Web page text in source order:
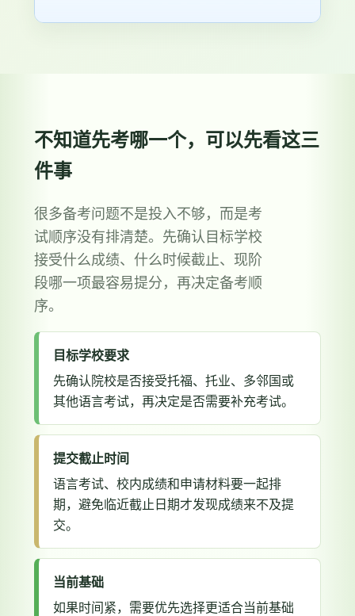
不知道先考哪一个，可以先看这三
件事
很多备考问题不是投入不够，而是考
试顺序没有排清楚。先确认目标学校
接受什么成绩、什么时候截止、现阶
段哪一项最容易提分，再决定备考顺
序。
目标学校要求
先确认院校是否接受托福、托业、多邻国或
其他语言考试，再决定是否需要补充考试。
提交截止时间
语言考试、校内成绩和申请材料要一起排
期，避免临近截止日期才发现成绩来不及提
交。
当前基础
如果时间紧，需要优先选择更适合当前基础